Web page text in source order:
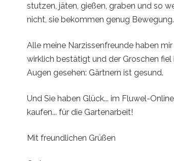
stutzen, jäten, gießen, graben und so
nicht, sie bekommen genug Bewegung.
Alle meine Narzissenfreunde haben
wirklich bestätigt und der Groschen
Augen gesehen: Gärtnern ist gesund.
Und Sie haben Glück... im Fluwel-
kaufen... für die Gartenarbeit!
Mit freundlichen Grüßen